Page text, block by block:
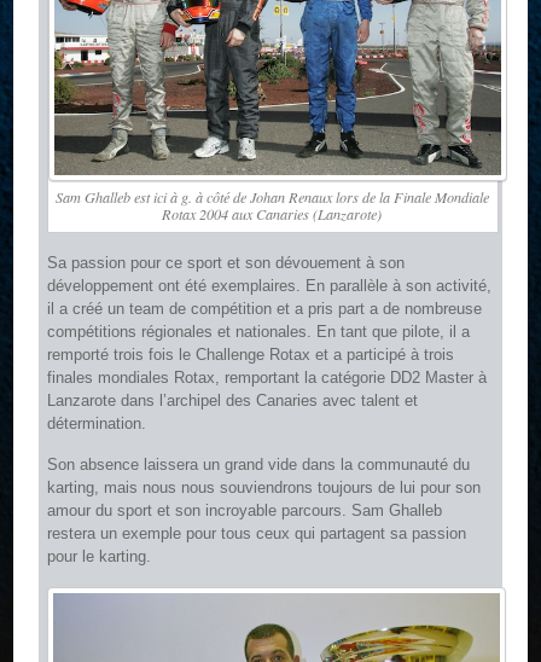
Sam Ghalleb est ici à g. à côté de Johan Renaux lors de la Finale Mondiale
Rotax 2004 aux Canaries (Lanzarote)
Sa passion pour ce sport et son dévouement à son
développement ont été exemplaires. En parallèle à son activité,
il a créé un team de compétition et a pris part a de nombreuse
compétitions régionales et nationales. En tant que pilote, il a
remporté trois fois le Challenge Rotax et a participé à trois
finales mondiales Rotax, remportant la catégorie DD2 Master à
Lanzarote dans l’archipel des Canaries avec talent et
détermination.
Son absence laissera un grand vide dans la communauté du
karting, mais nous nous souviendrons toujours de lui pour son
amour du sport et son incroyable parcours. Sam Ghalleb
restera un exemple pour tous ceux qui partagent sa passion
pour le karting.